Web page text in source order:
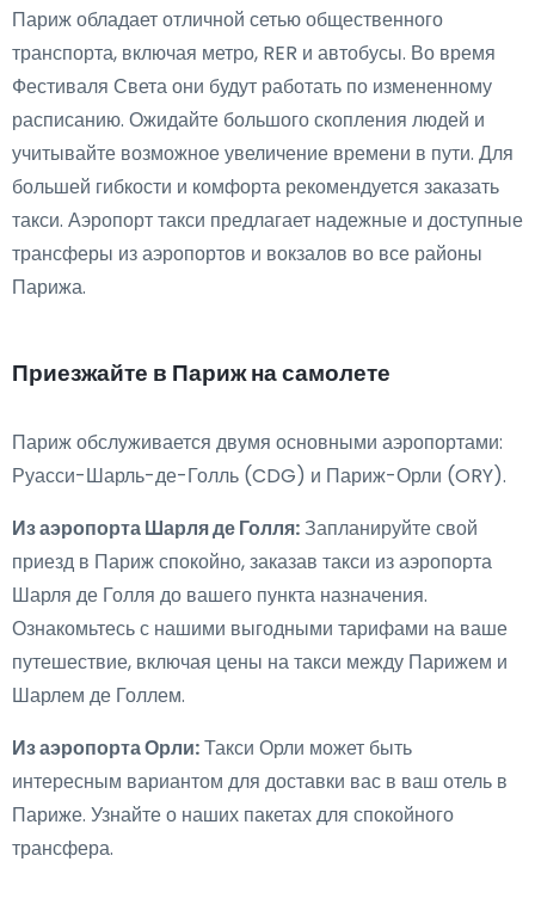
Париж обладает отличной сетью общественного
транспорта, включая метро, RER и автобусы. Во время
Фестиваля Света они будут работать по измененному
расписанию. Ожидайте большого скопления людей и
учитывайте возможное увеличение времени в пути. Для
большей гибкости и комфорта рекомендуется заказать
такси. Аэропорт такси предлагает надежные и доступные
трансферы из аэропортов и вокзалов во все районы
Парижа.
Приезжайте в Париж на самолете
Париж обслуживается двумя основными аэропортами:
Руасси-Шарль-де-Голль (CDG) и Париж-Орли (ORY).
Из аэропорта Шарля де Голля:Запланируйте свой
приезд в Париж спокойно, заказав такси из аэропорта
Шарля де Голля до вашего пункта назначения.
Ознакомьтесь с нашими выгодными тарифами на ваше
путешествие, включая цены на такси между Парижем и
Шарлем де Голлем.
Из аэропорта Орли:Такси Орли может быть
интересным вариантом для доставки вас в ваш отель в
Париже. Узнайте о наших пакетах для спокойного
трансфера.